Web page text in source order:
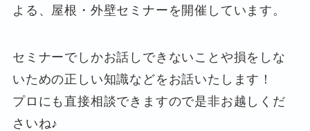
よる、屋根・外壁セミナーを開催しています。
セミナーでしかお話しできないことや損をしな
いための正しい知識などをお話いたします！
プロにも直接相談できますので是非お越しくだ
さいね♪